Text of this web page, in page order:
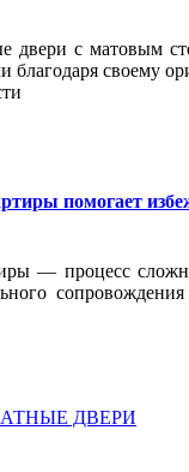
двери с матовым
благодаря своему
помогает
— процесс
ДВЕРИ